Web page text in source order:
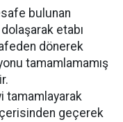
bulunan
etabı
dönerek
tamamlamamış
tamamlayarak
içerisinden geçerek